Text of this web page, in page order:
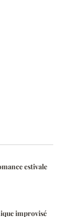
estivale
improvisé